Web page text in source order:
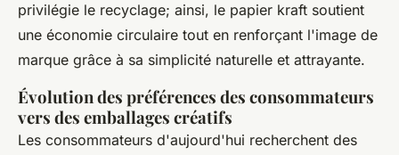
privilégie le recyclage; ainsi, le papier kraft soutient
une économie circulaire tout en renforçant l'image de
marque grâce à sa simplicité naturelle et attrayante.
Évolution des préférences des consommateurs
vers des emballages créatifs
Les consommateurs d'aujourd'hui recherchent des